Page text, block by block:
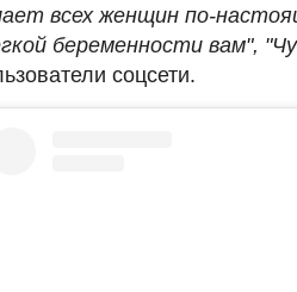
всех женщин по-
беременности вам",
соцсети.